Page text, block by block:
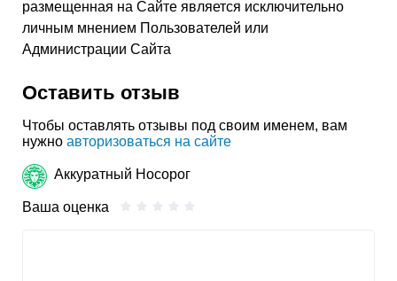
размещенная на Сайте является исключительно
личным мнением Пользователей или
Администрации Сайта
Оставить отзыв
Чтобы оставлять отзывы под своим именем, вам
нужно авторизоваться на сайте
Аккуратный Носорог
Ваша оценка